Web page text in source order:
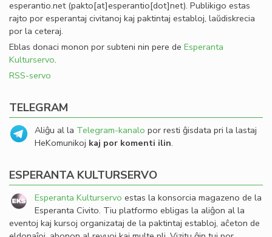
esperantio.net(pakto[at]esperantio[dot]net). Publikigo estas
rajto por esperantaj civitanoj kaj paktintaj establoj, laŭdiskrecia
por la ceteraj.
Eblas donaci monon por subteni nin pere de Esperanta
Kulturservo.
RSS-servo
TELEGRAM
Aliĝu al la Telegram-kanalo por resti ĝisdata pri la lastaj
HeKomunikoj kaj por komenti ilin.
ESPERANTA KULTURSERVO
Esperanta Kulturservo estas la konsorcia magazeno de la
Esperanta Civito. Tiu platformo ebligas la aliĝon al la
eventoj kaj kursoj organizataj de la paktintaj establoj, aĉeton de